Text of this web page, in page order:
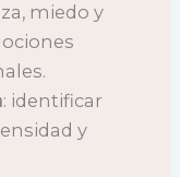
miedo y
: identificar
y